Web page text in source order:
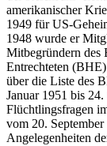
amerikanischer
1949 für US-
1948 wurde er
Mitbegründern des
Entrechteten
über die Liste des
Januar 1951 bis
Flüchtlingsfragen
vom 20.
Angelegenheiten